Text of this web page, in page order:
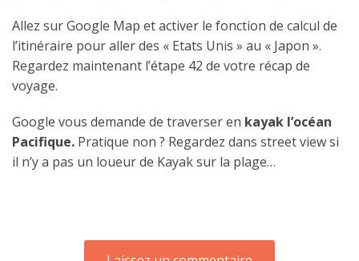
Allez sur Google Map et activer le fonction de calcul de
l’itinéraire pour aller des « Etats Unis » au « Japon ».
Regardez maintenant l’étape 42 de votre récap de
voyage.
Google vous demande de traverser en kayak l’océan
Pacifique. Pratique non ? Regardez dans street view si
il n’y a pas un loueur de Kayak sur la plage…